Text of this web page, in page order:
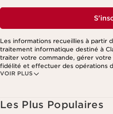
VOIR PLUS
Les informations recueillies à partir
traitement informatique destiné à
traiter votre commande, gérer
fidélité et effectuer des opérations
notamment pour vous adresser des
Les Plus Populaires